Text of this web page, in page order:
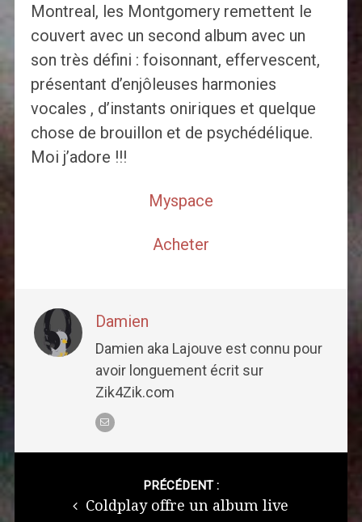
Montreal, les Montgomery remettent le
couvert avec un second album avec un
son très défini : foisonnant, effervescent,
présentant d’enjôleuses harmonies
vocales , d’instants oniriques et quelque
chose de brouillon et de psychédélique.
Moi j’adore !!!
Myspace
Acheter
Damien
Damien aka Lajouve est connu pour
avoir longuement écrit sur
Zik4Zik.com
PRÉCÉDENT :
Coldplay offre un album live